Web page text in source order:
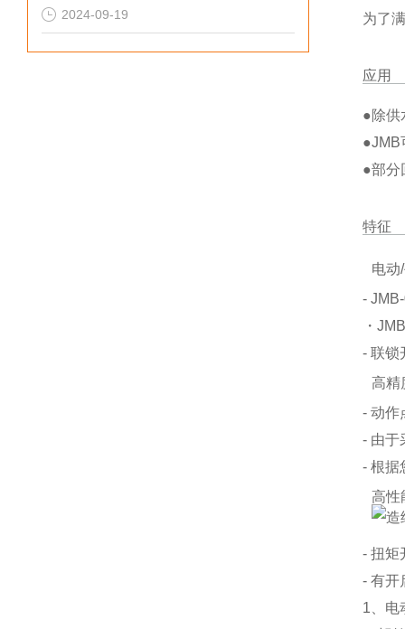
2024-09-19
为了
应用
●除供
●JMB
●部分
特征
电动
-
・
- 联锁
高精
- 动作
- 由于
- 根据
高性
- 扭矩
- 有开
1、电